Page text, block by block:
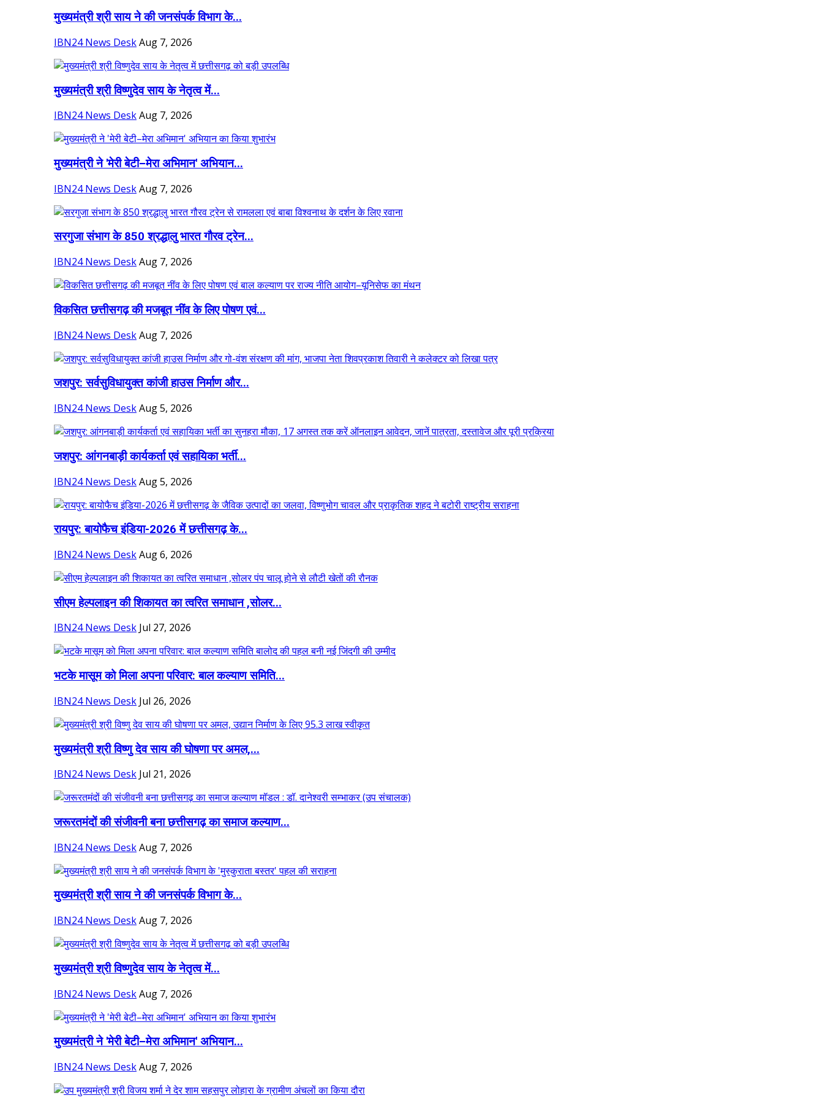
मुख्यमंत्री श्री साय ने की जनसंपर्क विभाग के...
IBN24 News DeskAug 7, 2026
मुख्यमंत्री श्री विष्णुदेव साय के नेतृत्व में...
IBN24 News DeskAug 7, 2026
मुख्यमंत्री ने 'मेरी बेटी–मेरा अभिमान' अभियान...
IBN24 News DeskAug 7, 2026
सरगुजा संभाग के 850 श्रद्धालु भारत गौरव ट्रेन...
IBN24 News DeskAug 7, 2026
विकसित छत्तीसगढ़ की मजबूत नींव के लिए पोषण एवं...
IBN24 News DeskAug 7, 2026
जशपुर: सर्वसुविधायुक्त कांजी हाउस निर्माण और...
IBN24 News DeskAug 5, 2026
जशपुर: आंगनबाड़ी कार्यकर्ता एवं सहायिका भर्ती...
IBN24 News DeskAug 5, 2026
रायपुर: बायोफैच इंडिया-2026 में छत्तीसगढ़ के...
IBN24 News DeskAug 6, 2026
सीएम हेल्पलाइन की शिकायत का त्वरित समाधान ,सोलर...
IBN24 News Desk Jul 27, 2026
भटके मासूम को मिला अपना परिवार: बाल कल्याण समिति...
IBN24 News Desk Jul 26, 2026
मुख्यमंत्री श्री विष्णु देव साय की घोषणा पर अमल,...
IBN24 News Desk Jul 21, 2026
जरूरतमंदों की संजीवनी बना छत्तीसगढ़ का समाज कल्याण...
IBN24 News DeskAug 7, 2026
मुख्यमंत्री श्री साय ने की जनसंपर्क विभाग के...
IBN24 News DeskAug 7, 2026
मुख्यमंत्री श्री विष्णुदेव साय के नेतृत्व में...
IBN24 News DeskAug 7, 2026
मुख्यमंत्री ने 'मेरी बेटी–मेरा अभिमान' अभियान...
IBN24 News DeskAug 7, 2026